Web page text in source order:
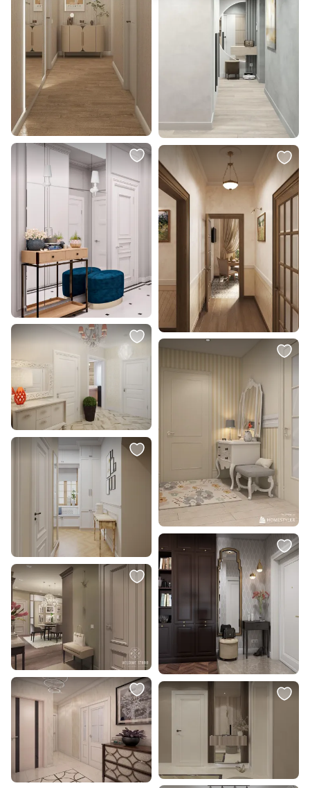
79 991 ₽ 39 996 ₽
Набор из 4-х репродукций
картин в раме Кембриджский
университет, 1799г.
В корзину
39 996 ₽
Набор из 4-х репродукций
картин в раме Понте Саларио,
недалеко от Рима, 1812г.
В корзину
39 995 ₽ 19 998 ₽
Набор из 2-х репродукций
картин в раме Морская
цинерария, 1879г.
В корзину
39 995 ₽ 19 998 ₽
Набор из 2-х репродукций
картин в раме Бекасы в воде,
1906г.
В корзину
39 995 ₽
19 998 ₽
Набор из 2-х репродукций
картин в раме Нью-Йоркский
бегемот, 2016г.
В корзину
Панно Mart Gallery Бумага BD-
В корзину
7 790 ₽
5 298 ₽
Ваза Glasar BD-2104702
В корзину
59 995 ₽
29 998 ₽
Набор из 2-х репродукций
картин в раме Кратер Перистые
гребни, фото с орбиты Марса,
2014г.
В корзину